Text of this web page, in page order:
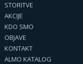
STORITVE
AKCIJE
KDO SMO
OBJAVE
KONTAKT
ALMO KATALOG